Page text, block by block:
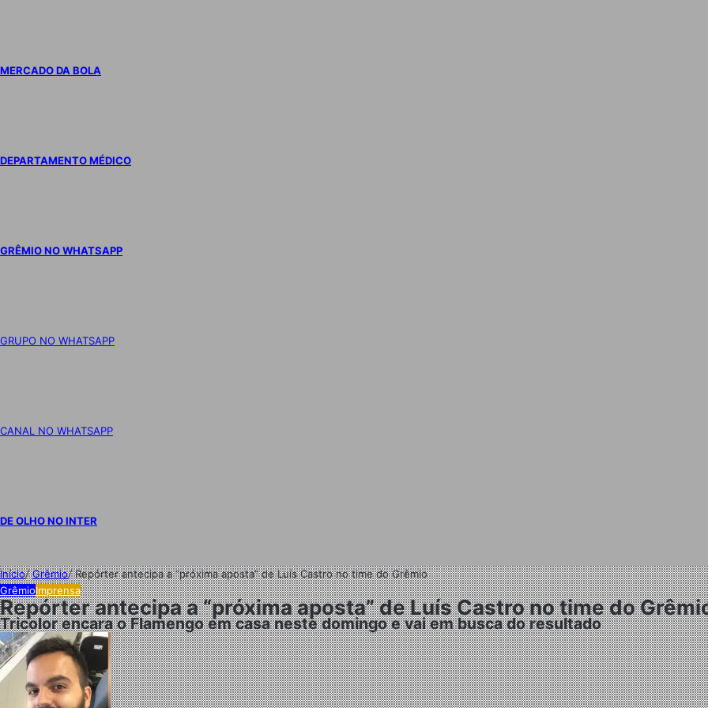
MERCADO DA BOLA
DEPARTAMENTO MÉDICO
GRÊMIO NO WHATSAPP
GRUPO NO WHATSAPP
CANAL NO WHATSAPP
DE OLHO NO INTER
Início/Grêmio/Repórter antecipa a “próxima aposta” de Luís Castro no time do Grêmio
GrêmioImprensa
Repórter antecipa a “próxima aposta” de Luís Castro no time do
Tricolor encara o Flamengo em casa neste domingo e vai em busca do resultado